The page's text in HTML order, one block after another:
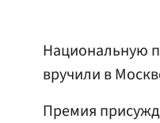
Национальную
вручили в
Премия